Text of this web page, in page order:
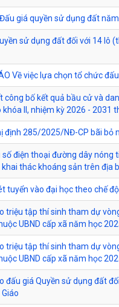
giá quyền sử dụng đất
sử dụng đất đối với 14 lô
Về việc lựa chọn tổ chức
công bố kết quả bầu cử và
khóa II, nhiệm kỳ 2026 -
định 285/2025/NĐ-CP bãi bỏ
số điện thoại đường dây
thác khoáng sản trên địa
tuyển vào đại học theo chế
triệu tập thí sinh tham dự
UBND cấp xã năm học
triệu tập thí sinh tham dự
UBND cấp xã năm học
đấu giá Quyền sử dụng đất